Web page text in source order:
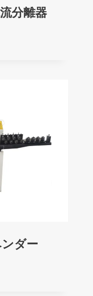
分離器
ダー